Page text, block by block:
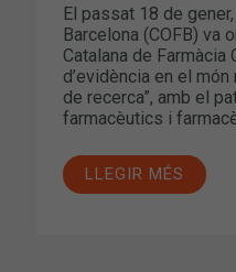
El passat 18 de
Barcelona (COFB) va
Catalana de Farmàcia
d’evidència en el
de recerca”, amb el
farmacèutics i
LLEGIR MÉS